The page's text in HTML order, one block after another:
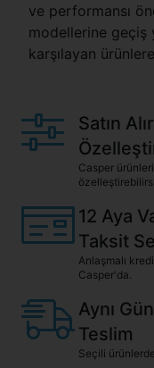
ve performansı
modellerine geçiş
karşılayan
Satın
Casper
12 Aya
Taksit
Anlaşmalı
Casper'da.
Aynı Gün
Teslim
Seçili